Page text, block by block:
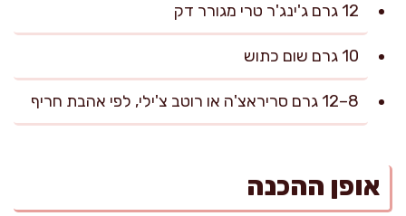
12 גרם ג'ינג'ר טרי מגורר דק
10 גרם שום כתוש
8–12 גרם סריראצ'ה או רוטב צ'ילי, לפי אהבת חריף
אופן ההכנה